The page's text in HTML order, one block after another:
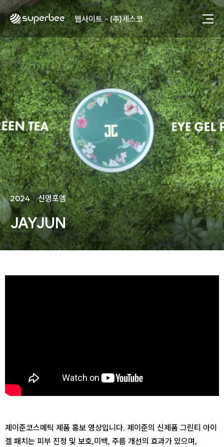
사진, 광고디자인 - (주)광주요
웹사이트 - (주)세스코
제품디자인 - 삼성전자㈜
동영상, CI - 카피어랜드㈜
동영상, 홈페이지 - (주)분독
동영상, 카탈로그 - 피자마루
웹사이트 - 백조씽크
사진, 광고디자인 - 중외제약
패키지, 디자인 - 고려은단
동영상 - (주)듀오백
동영상 - ㈜고피자
동영상 - 모모스커피㈜
동영상 - 삼양홀딩스
동영상 - 킷캣
사진, 광고디자인 - (주)화요
사진, 광고디자인 - (주)광주요
웹사이트 - (주)세스코
제품디자인 - 삼성전자㈜
동영상, CI - 카피어랜드㈜
동영상, 홈페이지 - (주)분독
동영상, 카탈로그 - 피자마루
2024ㆍ신영포엠
JAYJUN
제이준코스메틱 제품 홍보 영상입니다. 제이준의 신제품 그린티 아이
겔 패치는 피부 진정 및 보호,미백, 주름 개선의 효과가 있으며,